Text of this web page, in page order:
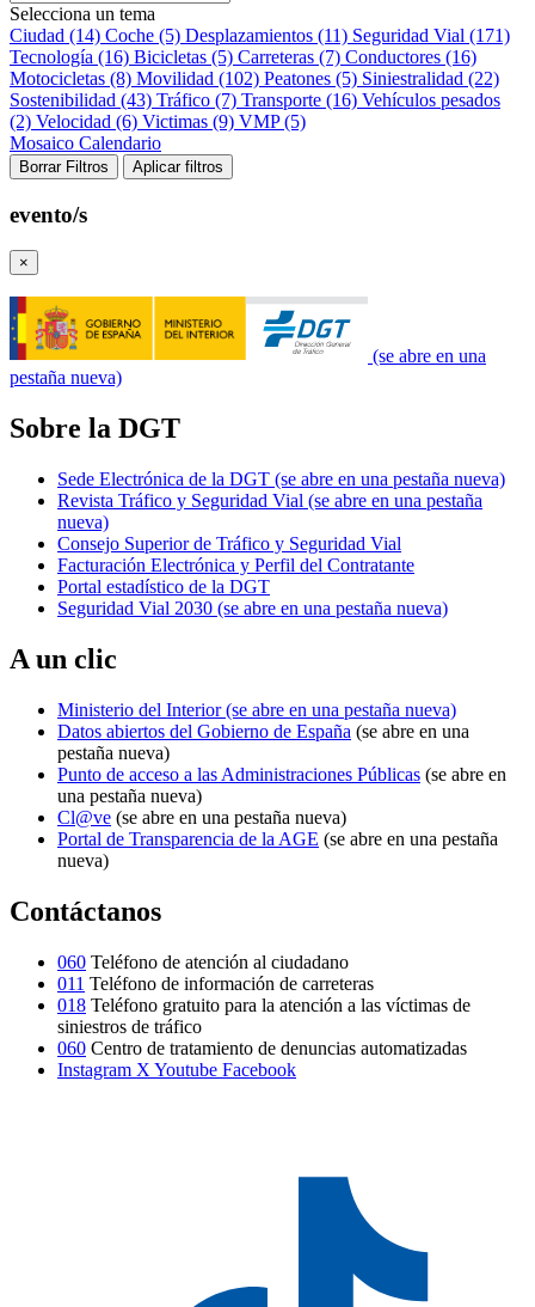
Selecciona un tema
Ciudad (14) Coche (5) Desplazamientos (11) Seguridad Vial (171)
Tecnología (16) Bicicletas (5) Carreteras (7) Conductores (16)
Motocicletas (8) Movilidad (102) Peatones (5) Siniestralidad (22)
Sostenibilidad (43) Tráfico (7) Transporte (16) Vehículos pesados
(2) Velocidad (6) Victimas (9) VMP (5)
Mosaico Calendario
Borrar Filtros Aplicar filtros
evento/s
×
(se abre en una
pestaña nueva)
Sobre la DGT
Sede Electrónica de la DGT (se abre en una pestaña nueva)
Revista Tráfico y Seguridad Vial (se abre en una pestaña
nueva)
Consejo Superior de Tráfico y Seguridad Vial
Facturación Electrónica y Perfil del Contratante
Portal estadístico de la DGT
Seguridad Vial 2030 (se abre en una pestaña nueva)
A un clic
Ministerio del Interior(se abre en una pestaña nueva)
Datos abiertos del Gobierno de España (se abre en una
pestaña nueva)
Punto de acceso a las Administraciones Públicas (se abre en
una pestaña nueva)
Cl@ve (se abre en una pestaña nueva)
Portal de Transparencia de la AGE (se abre en una pestaña
nueva)
Contáctanos
060 Teléfono de atención al ciudadano
011 Teléfono de información de carreteras
018 Teléfono gratuito para la atención a las víctimas de
siniestros de tráfico
060 Centro de tratamiento de denuncias automatizadas
Instagram X Youtube Facebook